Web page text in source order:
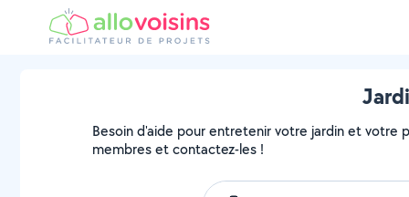
Besoin d'aide pour entretenir votre jardin et votre
membres et contactez-les !